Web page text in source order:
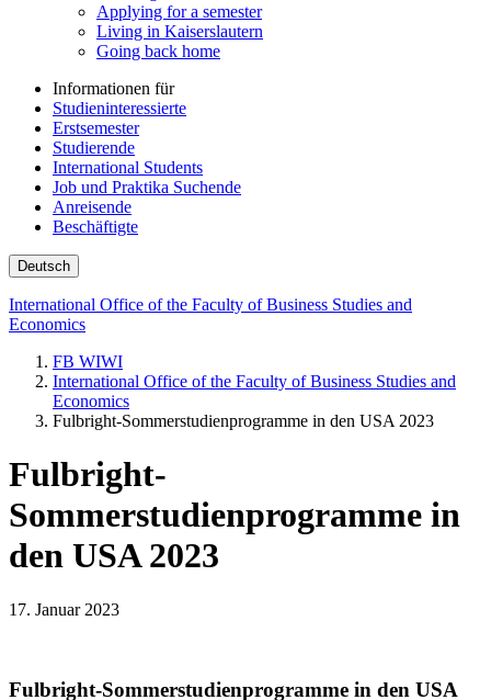
Applying for a semester
Living in Kaiserslautern
Going back home
Informationen für
Studieninteressierte
Erstsemester
Studierende
International Students
Job und Praktika Suchende
Anreisende
Beschäftigte
Deutsch
International Office of the Faculty of Business Studies and
Economics
FB WIWI
International Office of the Faculty of Business Studies and
Economics
Fulbright-Sommerstudienprogramme in den USA 2023
Fulbright-
Sommerstudienprogramme in
den USA 2023
17. Januar 2023
Fulbright-Sommerstudienprogramme in den USA